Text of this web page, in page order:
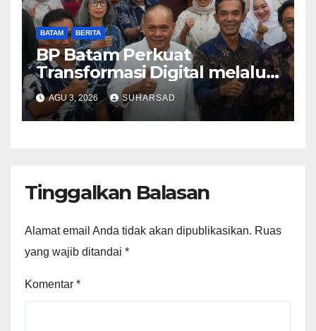
BATAM BERITA
BP Batam Perkuat
Transformasi Digital melalui
Pengembangan Super Apps
AGU 3, 2026 SUHARSAD
Tinggalkan Balasan
Alamat email Anda tidak akan dipublikasikan. Ruas
yang wajib ditandai *
Komentar *